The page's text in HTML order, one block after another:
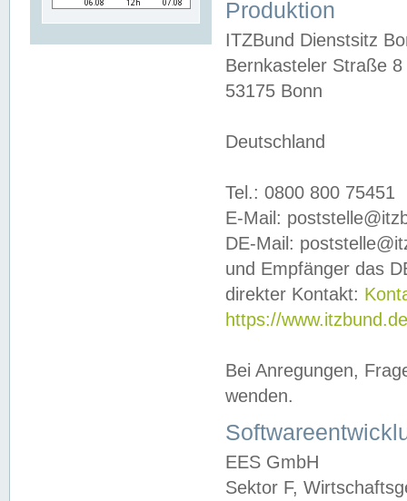
Produktion
ITZBund Dienstsitz
Bernkasteler Straße 8
53175 Bonn
Deutschland
Tel.: 0800 800 75451
E-Mail:
DE-Mail:
und Empfänger das
direkter Kontakt:
https://
Bei Anregungen,
wenden.
EES GmbH
Sektor F,